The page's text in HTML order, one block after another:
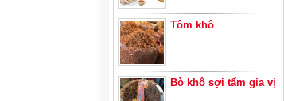
Tôm khô
Bò khô sợi tẩm gia vị